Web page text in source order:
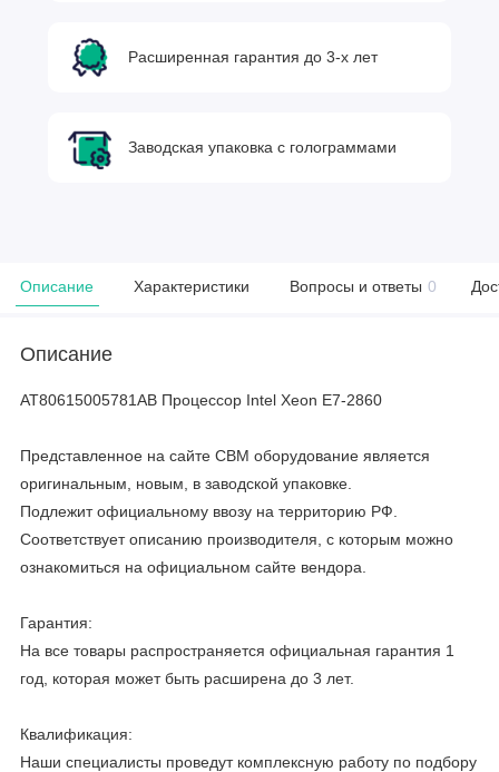
Расширенная гарантия до 3-х лет
Заводская упаковка с голограммами
Описание Характеристики Вопросы и ответы 0
Описание
AT80615005781AB Процессор Intel Xeon E7-2860
Представленное на сайте CBM оборудование является
оригинальным, новым, в заводской упаковке.
Подлежит официальному ввозу на территорию РФ.
Соответствует описанию производителя, с которым можно
ознакомиться на официальном сайте вендора.
Гарантия:
На все товары распространяется официальная гарантия 1
год, которая может быть расширена до 3 лет.
Квалификация:
Наши специалисты проведут комплексную работу по подбору